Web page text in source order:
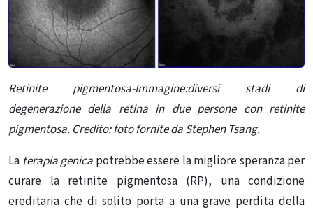
Retinite pigmentosa-Immagine:diversi stadi di
degenerazione della retina in due persone con retinite
pigmentosa. Credito: foto fornite da Stephen Tsang.
La terapia genica potrebbe essere la migliore speranza per
curare la retinite pigmentosa (RP), una condizione
ereditaria che di solito porta a una grave perdita della